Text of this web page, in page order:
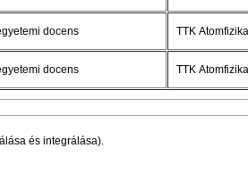
docens TTK
docens TTK
és integrálása).